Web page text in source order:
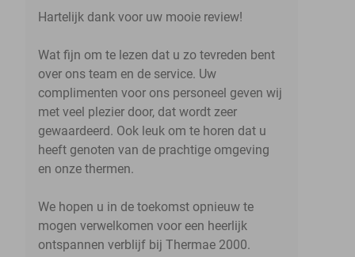
Hartelijk dank voor uw mooie review!
Wat fijn om te lezen dat u zo tevreden bent
over ons team en de service. Uw
complimenten voor ons personeel geven wij
met veel plezier door, dat wordt zeer
gewaardeerd. Ook leuk om te horen dat u
heeft genoten van de prachtige omgeving
en onze thermen.
We hopen u in de toekomst opnieuw te
mogen verwelkomen voor een heerlijk
ontspannen verblijf bij Thermae 2000.